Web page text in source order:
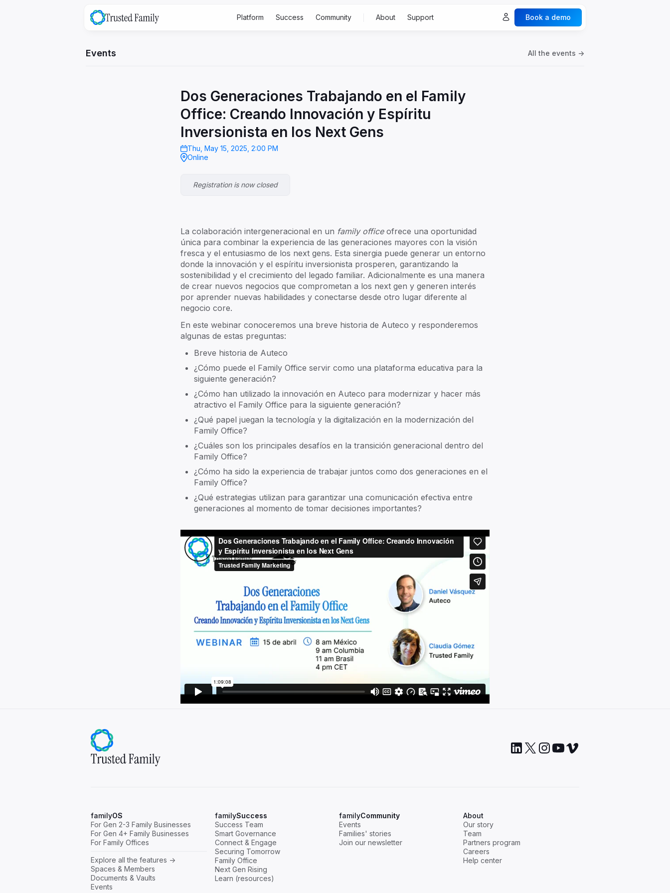
Platform Success Community About Support Book a demo
Explore ->
4+
Family office
Explore all ->
Documents & Vaults
Our team guides you to thrive in all
aspects of your family business.
Explore ->
Smart Governance
Connect & Engage Securing Tomorrow
Learn more
Community
events and shared experiences.
Next events
All ->
Aug 18•Online
Unifying wealth performance and
family governance [Addepar x
Sep 3
Online
200+ families
For familiesby families
empower multigenerational family businesses and offices with
governance and collaboration tools tailored to their unique
needs.
Read our story Founders' film
Partner program
TF Magazine
Events All the events ->
Dos Generaciones Trabajando en el Family
Office: Creando Innovación y Espíritu
Inversionista en los Next Gens
Thu, May 15, 2025, 2:00 PM
Online
Registration is now closed
La colaboración intergeneracional en un family officeofrece una oportunidad
única para combinar la experiencia de las generaciones mayores con la visión
fresca y el entusiasmo de los next gens. Esta sinergia puede generar un entorno
donde la innovación y el espíritu inversionista prosperen, garantizando la
sostenibilidad y el crecimiento del legado familiar. Adicionalmente es una manera
de crear nuevos negocios que comprometan a los next gen y generen interés
por aprender nuevas habilidades y conectarse desde otro lugar diferente al
negocio core.
En este webinar conoceremos una breve historia de Auteco y responderemos
algunas de estas preguntas:
Breve historia de Auteco
¿Cómo puede el Family Office servir como una plataforma educativa para la
siguiente generación?
¿Cómo han utilizado la innovación en Auteco para modernizar y hacer más
atractivo el Family Office para la siguiente generación?
¿Qué papel juegan la tecnología y la digitalización en la modernización del
Family Office?
¿Cuáles son los principales desafíos en la transición generacional dentro del
Family Office?
¿Cómo ha sido la experiencia de trabajar juntos como dos generaciones en el
Family Office?
¿Qué estrategias utilizan para garantizar una comunicación efectiva entre
generaciones al momento de tomar decisiones importantes?
familyOS
For Gen 2-3 Family Businesses
For Gen 4+ Family Businesses
For Family Offices
Explore all the features ->
Spaces & Members
Documents & Vaults
Events
familySuccess
Success Team
Smart Governance
Connect & Engage
Securing Tomorrow
Family Office
Next Gen Rising
Learn (resources)
familyCommunity
Events
Families' stories
Join our newsletter
About
Our story
Team
Partners program
Careers
Help center